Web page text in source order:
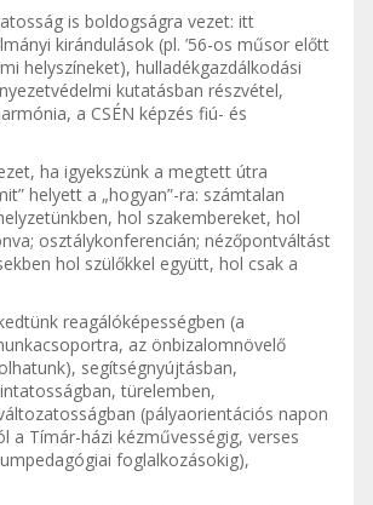
is boldogságra vezet: itt
kirándulások (pl. ’56-os műsor előtt
helyszíneket), hulladékgazdálkodási
kutatásban részvétel,
a CSÉN képzés fiú- és
ha igyekszünk a megtett útra
helyett a „hogyan”-ra: számtalan
hol szakembereket, hol
osztálykonferencián; nézőpontváltást
hol szülőkkel együtt, hol csak a
reagálóképességben (a
az önbizalomnövelő
segítségnyújtásban,
türelemben,
(pályaorientációs napon
a Tímár-házi kézművességig, verses
foglalkozásokig),